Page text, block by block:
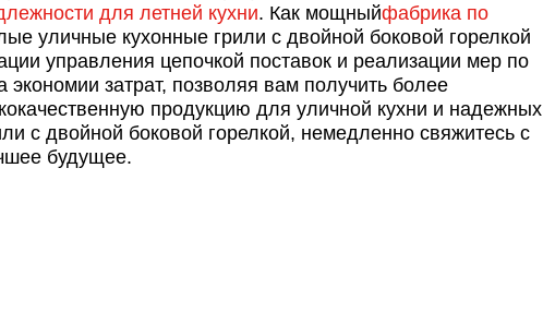
для летней кухни. Как мощныйфабрика по
уличные кухонные грили с двойной боковой горелкой
управления цепочкой поставок и реализации мер по
затрат, позволяя вам получить более
продукцию для уличной кухни и надежных
с двойной боковой горелкой, немедленно свяжитесь с
будущее.